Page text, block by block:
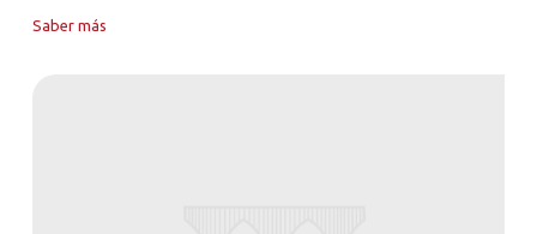
Saber más